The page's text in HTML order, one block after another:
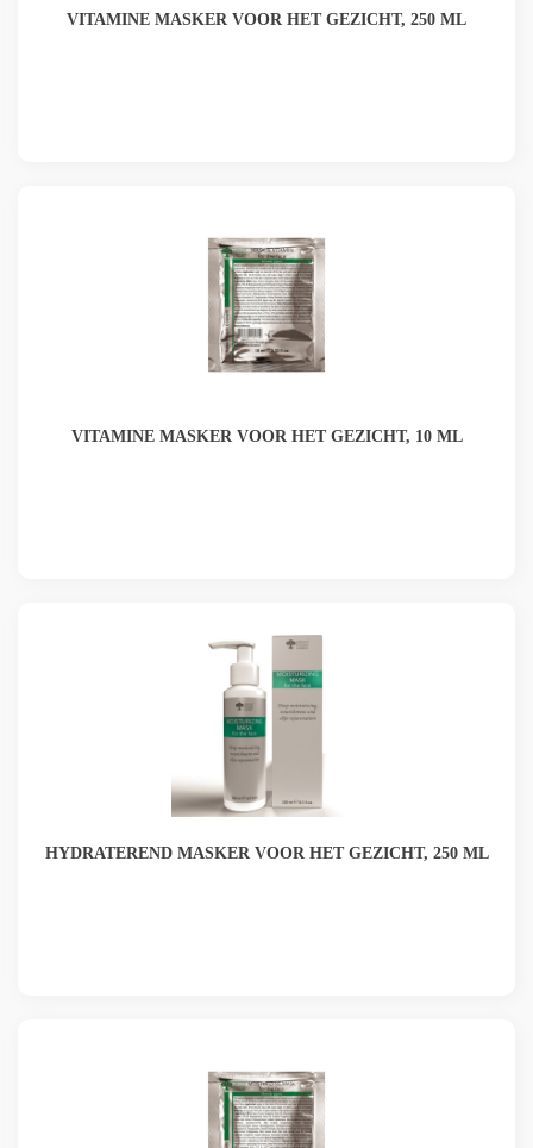
VITAMINE MASKER VOOR HET GEZICHT, 250 ML
VITAMINE MASKER VOOR HET GEZICHT, 10 ML
HYDRATEREND MASKER VOOR HET GEZICHT, 250 ML